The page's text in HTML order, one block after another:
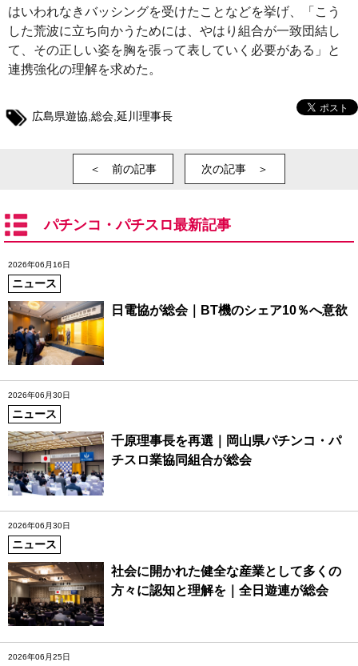
はいわれなきバッシングを受けたことなどを挙げ、「こう
した荒波に立ち向かうためには、やはり組合が一致団結し
て、その正しい姿を胸を張って表していく必要がある」と
連携強化の理解を求めた。
広島県遊協 総会 延川理事長
＜ 前の記事 次の記事 ＞
パチンコ・パチスロ最新記事
2026年06月16日
ニュース
日電協が総会｜BT機のシェア10％へ意欲
2026年06月30日
ニュース
千原理事長を再選｜岡山県パチンコ・パ
チスロ業協同組合が総会
2026年06月30日
ニュース
社会に開かれた健全な産業として多くの
方々に認知と理解を｜全日遊連が総会
2026年06月25日